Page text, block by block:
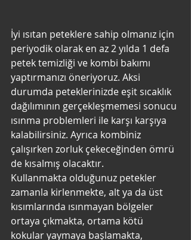
İyi ısıtan peteklere sahip olmanız için
periyodik olarak en az 2 yılda 1 defa
petek temizliği ve kombi bakımı
yaptırmanızı öneriyoruz. Aksi
durumda peteklerinizde eşit sıcaklık
dağılımının gerçekleşmemesi sonucu
ısınma problemleri ile karşı karşıya
kalabilirsiniz. Ayrıca kombiniz
çalışırken zorluk çekeceğinden ömrü
de kısalmış olacaktır.
Kullanmakta olduğunuz petekler
zamanla kirlenmekte, alt ya da üst
kısımlarında ısınmayan bölgeler
ortaya çıkmakta, ortama kötü
kokular yaymaya başlamakta,